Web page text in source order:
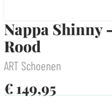
Nappa Shinny
Rood
ART Schoenen
€ 149,95